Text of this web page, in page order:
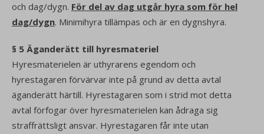
och dag/dygn. För del av dag utgår hyra som för hel
dag/dygn. Minimihyra tillämpas och är en dygnshyra.
§ 5 Äganderätt till hyresmateriel
Hyresmaterielen är uthyrarens egendom och
hyrestagaren förvärvar inte på grund av detta avtal
äganderätt härtill. Hyrestagaren som i strid mot detta
avtal förfogar över hyresmaterielen kan ådraga sig
straffrättsligt ansvar. Hyrestagaren får inte utan